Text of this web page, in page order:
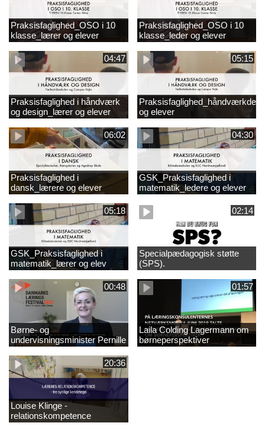
Praksisfaglighed_OSO i 10
klasse_lærer og elever
Praksisfaglighed_OSO i 10
klasse_leder og elever
04:47
Praksisfaglighed i håndværk
og design_lærer og elever
05:15
og elever
06:02
Praksisfaglighed i
dansk_lærere og elever
04:30
GSK_Praksisfaglighed i
matematik_ledere og elever
05:18
GSK_Praksisfaglighed i
matematik_lærer og elev
02:14
Specialpædagogisk støtte
(SPS).
00:48
Børne- og
undervisningsminister Pernille
Rosenkrantz-Theil inviterer til
DKLF 2020
01:57
Laila Colding Lagermann om
børneperspektiver
20:36
Louise Klinge -
relationskompetence